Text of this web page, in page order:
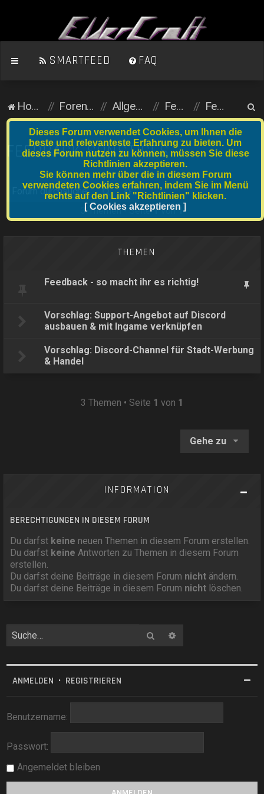
SMARTFEED FAQ
Homepage Foren-Übersicht Allgemein (öffentlicher Bereich) Feedback Feedback Sonstiges
u
FEEDBACK SONSTIGES
SucheErweiterte Suche
3 Themen • Seite1von1
THEMEN
Feedback - so macht ihr es richtig!
Vorschlag: Support-Angebot auf Discord
ausbauen & mit Ingame verknüpfen
Vorschlag: Discord-Channel für Stadt-Werbung
& Handel
3 Themen • Seite 1 von 1
Gehe zu
INFORMATION
BERECHTIGUNGEN IN DIESEM FORUM
Du darfst keine neuen Themen in diesem Forum erstellen.
Du darfst keine Antworten zu Themen in diesem Forum
erstellen.
Du darfst deine Beiträge in diesem Forum nicht ändern.
Du darfst deine Beiträge in diesem Forum nicht löschen.
Suche
ANMELDEN • REGISTRIEREN
Benutzername:
Passwort:
Angemeldet bleiben
Dieses Forum verwendet Cookies, um Ihnen die
beste und relevanteste Erfahrung zu bieten. Um
dieses Forum nutzen zu können, müssen Sie diese
Richtlinien akzeptieren.
Sie können mehr über die in diesem Forum
verwendeten Cookies erfahren, indem Sie im Menü
rechts auf den Link "Richtlinien" klicken.
[ Cookies akzeptieren ]